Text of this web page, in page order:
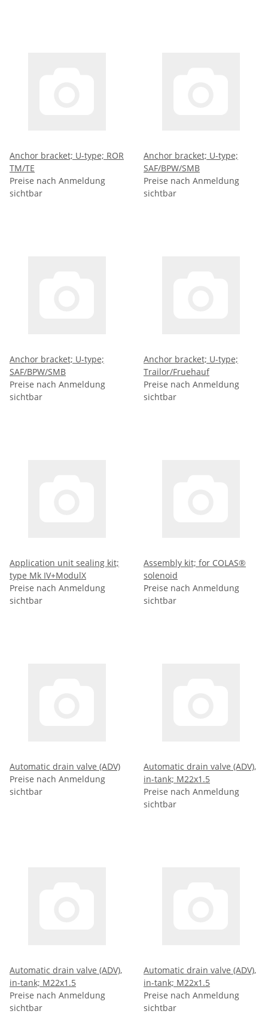
Anchor bracket; U-type; ROR
TM/TE
Preise nach Anmeldung
sichtbar
Anchor bracket; U-type;
SAF/BPW/SMB
Preise nach Anmeldung
sichtbar
Anchor bracket; U-type;
SAF/BPW/SMB
Preise nach Anmeldung
sichtbar
Anchor bracket; U-type;
Trailor/Fruehauf
Preise nach Anmeldung
sichtbar
Application unit sealing kit;
type Mk IV+ModulX
Preise nach Anmeldung
sichtbar
Assembly kit; for COLAS®
solenoid
Preise nach Anmeldung
sichtbar
Automatic drain valve (ADV)
Preise nach Anmeldung
sichtbar
Automatic drain valve (ADV),
in-tank; M22x1.5
Preise nach Anmeldung
sichtbar
Automatic drain valve (ADV),
in-tank; M22x1.5
Preise nach Anmeldung
sichtbar
Automatic drain valve (ADV),
in-tank; M22x1.5
Preise nach Anmeldung
sichtbar